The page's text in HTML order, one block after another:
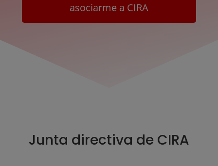
asociarme a CIRA
Junta directiva de CIRA